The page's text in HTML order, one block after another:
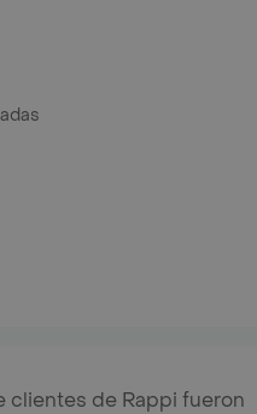
clientes de Rappi fueron